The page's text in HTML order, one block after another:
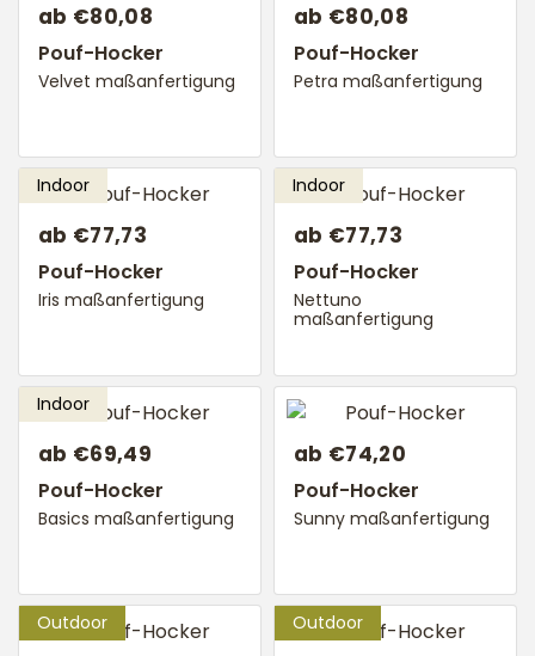
ab €80,08
Pouf-Hocker
Velvet maßanfertigung
ab €80,08
Pouf-Hocker
Petra maßanfertigung
ab €77,73
Pouf-Hocker
Iris maßanfertigung
ab €77,73
Pouf-Hocker
Nettuno
maßanfertigung
ab €69,49
Pouf-Hocker
Basics maßanfertigung
ab €74,20
Pouf-Hocker
Sunny maßanfertigung